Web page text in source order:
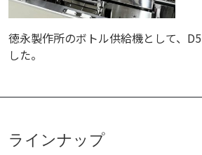
徳永製作所のボトル供給機として、
した。
ラインナップ